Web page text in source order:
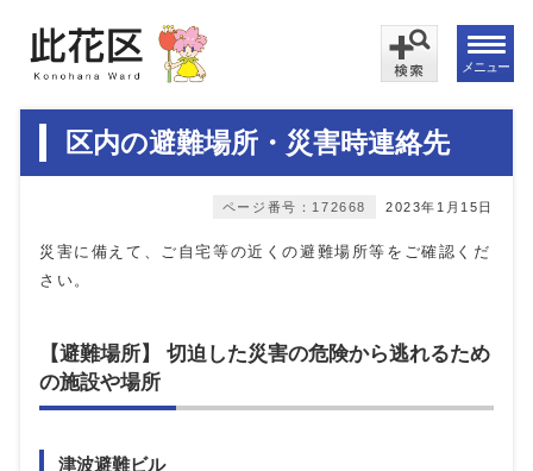
メニュー
区内の避難場所・災害時連絡先
2023年1月15日
ページ番号：172668
災害に備えて、ご自宅等の近くの避難場所等をご確認くだ
さい。
【避難場所】 切迫した災害の危険から逃れるため
の施設や場所
津波避難ビル